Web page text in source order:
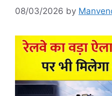
08/03/2026 by